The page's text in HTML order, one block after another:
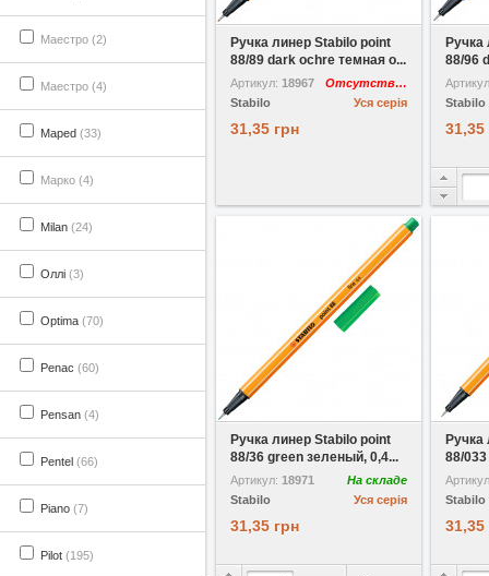
Маестро (2)
Маестро (4)
Maped (33)
Марко (4)
Milan (24)
Оллі (3)
Optima (70)
Penac (60)
Pensan (4)
Pentel (66)
Piano (7)
Pilot (195)
Ручка линер Stabilo point
88/89 dark ochre темная о...
Артикул: 18967
Отсутствует
Уся серія
Stabilo
31,35 грн
Ручка
88/96
Stabilo
31,35
Ручка линер Stabilo point
88/36 green зеленый, 0,4...
Артикул: 18971
На складе
Уся серія
Stabilo
31,35 грн
Ручка
88/
Stabilo
31,35